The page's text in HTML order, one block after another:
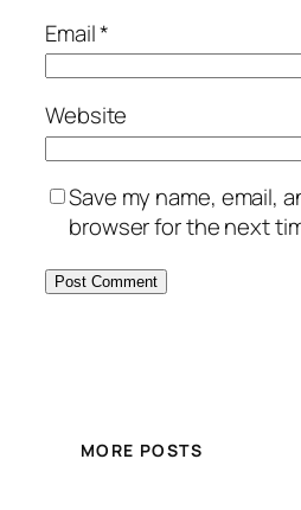
Email*
Website
Save my name, email,
browser for the next
MORE POSTS